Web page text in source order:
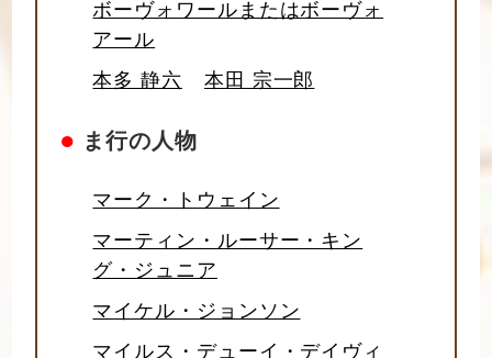
ボーヴォワールまたはボーヴォ
アール
本多 静六
本田 宗一郎
● ま行の人物
マーク・トウェイン
マーティン・ルーサー・キン
グ・ジュニア
マイケル・ジョンソン
マイルス・デューイ・デイヴィ